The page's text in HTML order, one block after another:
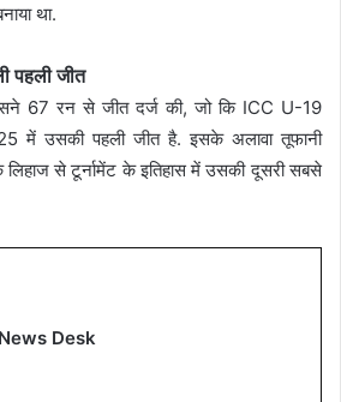
था.
पहली जीत
67 रन से जीत दर्ज की, जो कि ICC U-19
में उसकी पहली जीत है. इसके अलावा तूफानी
से टूर्नामेंट के इतिहास में उसकी दूसरी सबसे
News Desk